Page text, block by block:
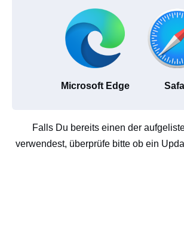
Microsoft Edge
Falls Du bereits einen der
verwendest, überprüfe bitte ob ein